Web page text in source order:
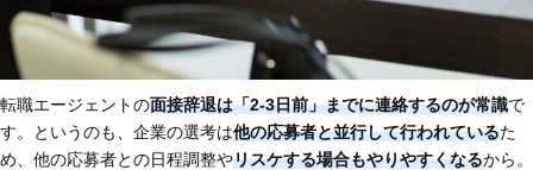
転職エージェントの面接辞退は「2-3日前」までに連絡するのが常識で
す。というのも、企業の選考は他の応募者と並行して行われているた
め、他の応募者との日程調整やリスケする場合もやりやすくなるから。